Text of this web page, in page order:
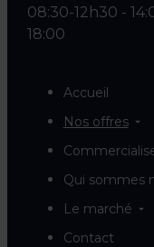
08:30-12h30 -
18:00
Accueil
Nos offres
Qui sommes
Le marché
Contact